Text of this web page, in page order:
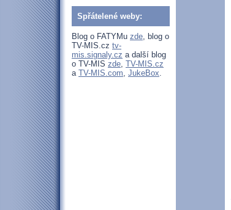
Spřátelené weby:
Blog o FATYMu zde, blog o
TV-MIS.cz tv-
mis.signaly.cz a další blog
o TV-MIS zde, TV-MIS.cz
a TV-MIS.com, JukeBox.